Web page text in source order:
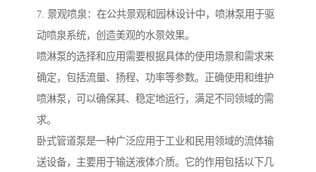
7. 景观喷泉：在公共景观和园林设计中，喷淋泵用于驱
动喷泉系统，创造美观的水景效果。
喷淋泵的选择和应用需要根据具体的使用场景和需求来
确定，包括流量、扬程、功率等参数。正确使用和维护
喷淋泵，可以确保其、稳定地运行，满足不同领域的需
求。
卧式管道泵是一种广泛应用于工业和民用领域的流体输
送设备，主要用于输送液体介质。它的作用包括以下几